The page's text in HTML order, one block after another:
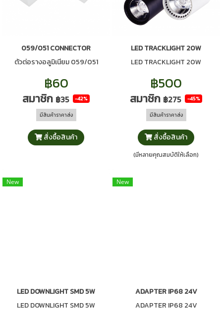
059/051 CONNECTOR
ตัวต่อรางอลูมิเนียม 059/051
฿60
สมาชิก ฿35 -42%
มีสินค้าราคาส่ง
สั่งซื้อสินค้า
LED TRACKLIGHT 20W
LED TRACKLIGHT 20W
฿500
สมาชิก ฿275 -45%
มีสินค้าราคาส่ง
สั่งซื้อสินค้า
(มีหลายคุณสมบัติให้เลือก)
New
LED DOWNLIGHT SMD 5W
LED DOWNLIGHT SMD 5W
New
ADAPTER IP68 24V
ADAPTER IP68 24V